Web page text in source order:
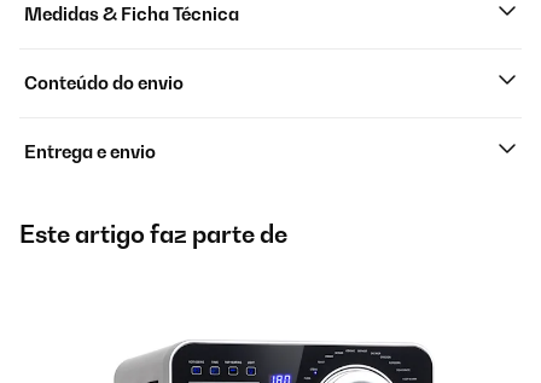
Medidas & Ficha Técnica
Conteúdo do envio
Entrega e envio
Este artigo faz parte de